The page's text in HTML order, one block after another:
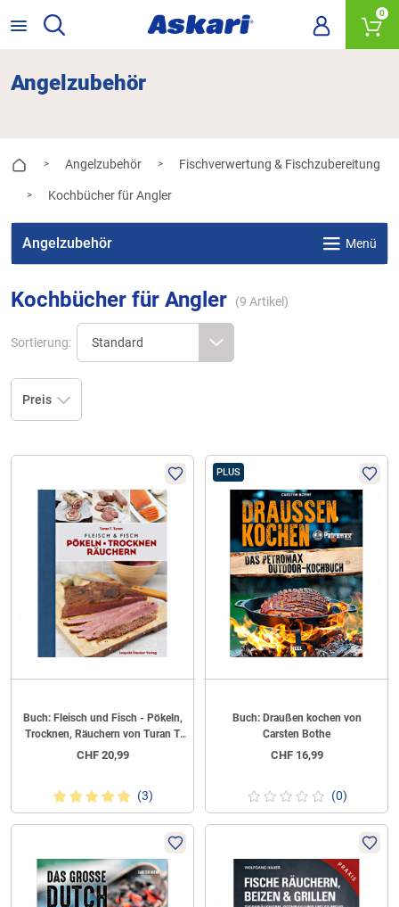
0
Angelzubehör
> Angelzubehör > Fischverwertung & Fischzubereitung
> Kochbücher für Angler
Angelzubehör Menü
Kochbücher für Angler (9 Artikel)
Sortierung:
Preis
Buch: Fleisch und Fisch - Pökeln,
Trocknen, Räuchern von Turan T.
Turan
CHF20,99
(3)
PLUS
Buch: Draußen kochen von
Carsten Bothe
CHF16,99
(0)